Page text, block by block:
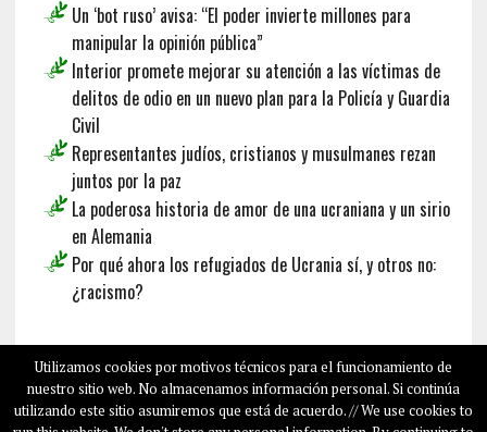
Un ‘bot ruso’ avisa: “El poder invierte millones para
manipular la opinión pública”
Interior promete mejorar su atención a las víctimas de
delitos de odio en un nuevo plan para la Policía y Guardia
Civil
Representantes judíos, cristianos y musulmanes rezan
juntos por la paz
La poderosa historia de amor de una ucraniana y un sirio
en Alemania
Por qué ahora los refugiados de Ucrania sí, y otros no:
¿racismo?
English
Deutsch
Français
Utilizamos cookies por motivos técnicos para el funcionamiento de
nuestro sitio web. No almacenamos información personal. Si continúa
utilizando este sitio asumiremos que está de acuerdo. // We use cookies to